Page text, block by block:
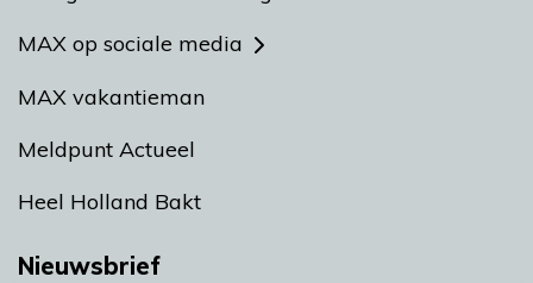
MAX op sociale media
MAX vakantieman
Meldpunt Actueel
Heel Holland Bakt
Nieuwsbrief